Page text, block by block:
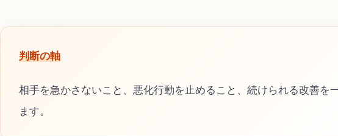
判断の軸
相手を急かさないこと、悪化行動を止めること、続けられる改善を
ます。